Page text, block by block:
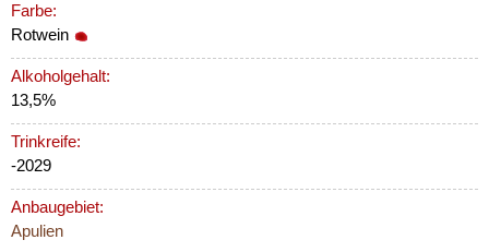
Farbe:
Rotwein
Alkoholgehalt:
13,5%
Trinkreife:
-2029
Anbaugebiet:
Apulien